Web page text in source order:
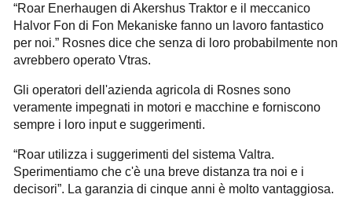
“Roar Enerhaugen di Akershus Traktor e il meccanico
Halvor Fon di Fon Mekaniske fanno un lavoro fantastico
per noi.” Rosnes dice che senza di loro probabilmente non
avrebbero operato Vtras.
Gli operatori dell'azienda agricola di Rosnes sono
veramente impegnati in motori e macchine e forniscono
sempre i loro input e suggerimenti.
“Roar utilizza i suggerimenti del sistema Valtra.
Sperimentiamo che c'è una breve distanza tra noi e i
decisori”. La garanzia di cinque anni è molto vantaggiosa.